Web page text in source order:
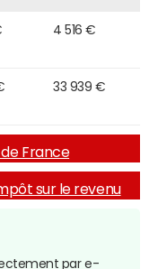
4 516 €
33 939 €
de France
sur le revenu
par e-